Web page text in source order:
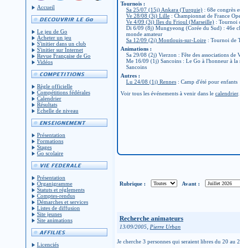
Accueil
Le jeu de Go
Acheter un jeu
S'initier dans un club
S'initier sur Internet
Revue Française de Go
Vidéos
Règle officielle
Compétitions fédérales
Calendrier
Résultats
Échelle de niveau
Présentation
Formations
Stages
Go scolaire
Présentation
Organigramme
Statuts et réglements
Comptes-rendus
Démarches et services
Listes de diffusion
Site jeunes
Site animations
Licenciés
Tournois :
Sa 25/07 (15j) Ankara (Turquie) : 68e congrès
Ve 28/08 (3j) Lille : Championnat de France
Ve 4/09 (3j) Iles du Frioul (Marseille) : Tournoi
Di 6/09 (8j) Mungyeong (Corée du Sud) : 46e
monde amateur
Sa 12/09 (2j) Montlouis-sur-Loire : Tournoi de
Animations :
Sa 29/08 (2j) Vierzon : Fête des associations de
Me 16/09 (1j) Sancoins : Le Go à l'honneur à la
Sancoins
Autres :
Lu 24/08 (1j) Rennes : Camp d'été pour enfants
Voir tous les événements à venir dans le calendrier.
Rubrique : Avant :
Recherche animateurs
13/09/2005, Pierre Urban
Je cherche 3 personnes qui seraient libres du 20